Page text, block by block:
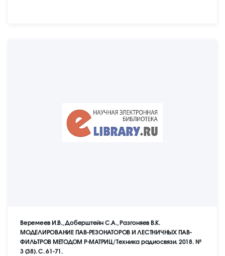
Веремеев И.В., Доберштейн С.А., Разгоняев В.К.
МОДЕЛИРОВАНИЕ ПАВ-РЕЗОНАТОРОВ И ЛЕСТНИЧНЫХ ПАВ-
ФИЛЬТРОВ МЕТОДОМ Р-МАТРИЦ/Техника радиосвязи. 2018. №
3 (38). С. 61-71.